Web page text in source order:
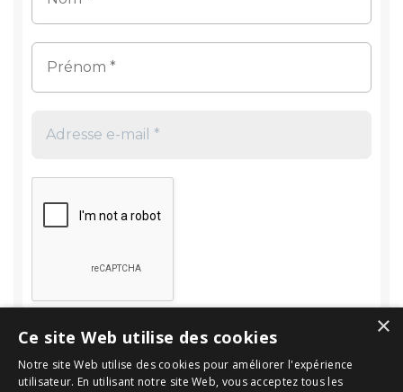
×
Ce site Web utilise des cookies
Notre site Web utilise des cookies pour améliorer l'expérience
utilisateur. En utilisant notre site Web, vous acceptez tous les